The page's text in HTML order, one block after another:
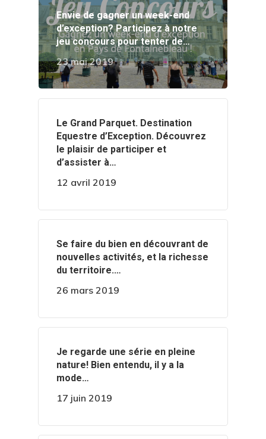
Envie de gagner un week-end
d’exception? Participez à notre
jeu concours pour tenter de…
23 mai 2019
‍️Le Grand Parquet. Destination
Equestre d’Exception. Découvrez
le plaisir de participer et
d’assister à…
12 avril 2019
‍️Se faire du bien en découvrant de
nouvelles activités, et la richesse
du territoire.…
26 mars 2019
‍️Je regarde une série en pleine
nature! Bien entendu, il y a la
mode…
17 juin 2019